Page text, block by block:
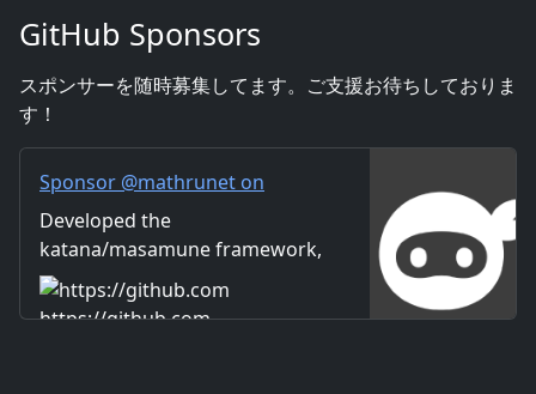
GitHub Sponsors
スポンサーを随時募集してます。ご支援お待ちしておりま
す！
Sponsor @mathrunet on
GitHub Sponsors
Developed the
katana/masamune framework,
which has dramatically
improved the overall efficiency
https://github.com